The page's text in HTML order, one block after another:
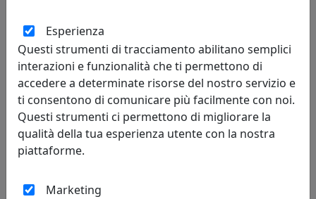
Ferroluce
166,00 €
Esperienza
Questi strumenti di tracciamento abilitano semplici
interazioni e funzionalità che ti permettono di
accedere a determinate risorse del nostro servizio e
ti consentono di comunicare più facilmente con noi.
Questi strumenti ci permettono di migliorare la
qualità della tua esperienza utente con la nostra
piattaforme.
Marketing